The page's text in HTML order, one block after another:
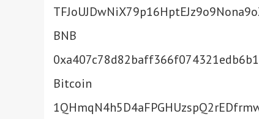
TFJoUJDwNiX79p16HptEJz9o9Nona9
BNB
0xa407c78d82baff366f074321edb6
Bitcoin